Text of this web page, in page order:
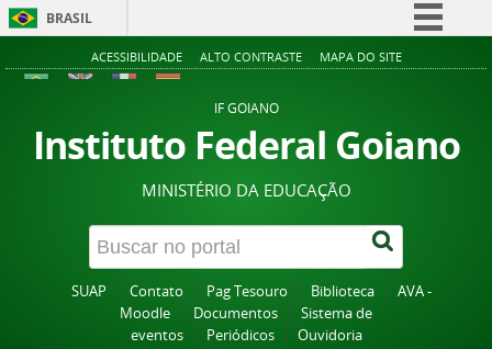
BRASIL
Simplifique!
Acesso à informação
Legislação
Canais
ACESSIBILIDADE ALTO CONTRASTE MAPA DO SITE
IF GOIANO
Instituto Federal Goiano
MINISTÉRIO DA EDUCAÇÃO
SUAP Contato Pag Tesouro Biblioteca
AVA -
Moodle
Documentos
Sistema de
eventos
Periódicos Ouvidoria